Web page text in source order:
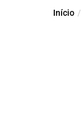
Início